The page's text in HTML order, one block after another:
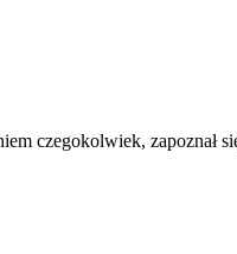
czegokolwiek, zapoznał